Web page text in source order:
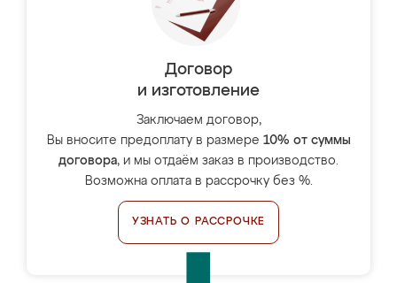
Договор
и изготовление
Заключаем договор,
Вы вносите предоплату в размере 10% от суммы
договора, и мы отдаём заказ в производство.
Возможна оплата в рассрочку без %.
УЗНАТЬ О РАССРОЧКЕ